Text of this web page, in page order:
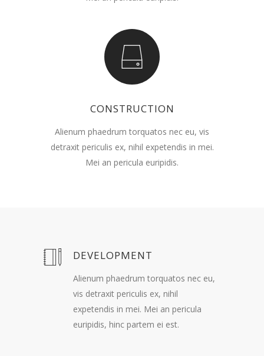
CONSTRUCTION
Alienum phaedrum torquatos nec eu, vis
detraxit periculis ex, nihil expetendis in mei.
Mei an pericula euripidis.
DEVELOPMENT
Alienum phaedrum torquatos nec eu,
vis detraxit periculis ex, nihil
expetendis in mei. Mei an pericula
euripidis, hinc partem ei est.